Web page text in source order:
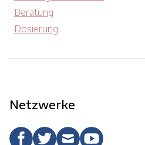
Beratung
Dosierung
Netzwerke